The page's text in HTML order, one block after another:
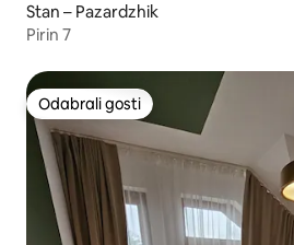
Stan – Pazardzhik
Pirin 7
Odabrali gosti
Odabrali gosti